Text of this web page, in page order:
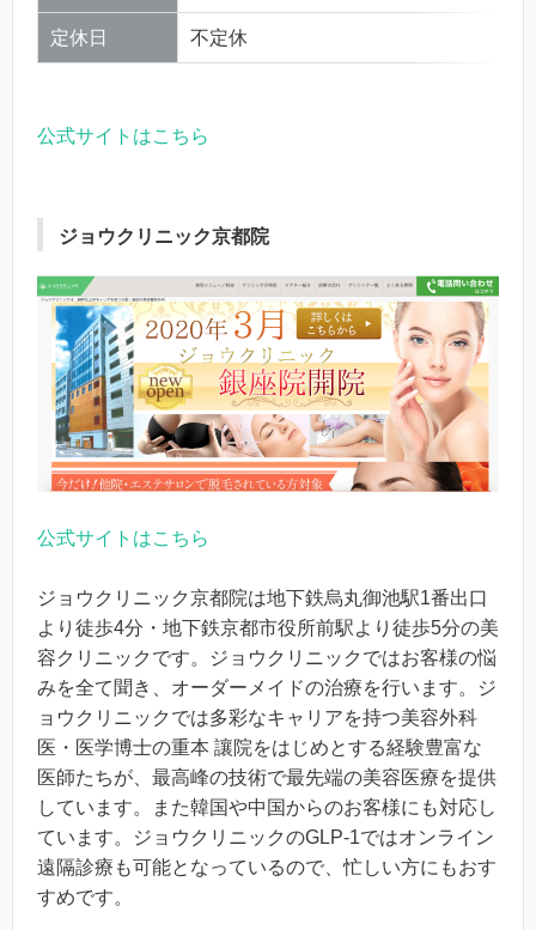
定休日 不定休
公式サイトはこちら
ジョウクリニック京都院
公式サイトはこちら
ジョウクリニック京都院は地下鉄烏丸御池駅1番出口
より徒歩4分・地下鉄京都市役所前駅より徒歩5分の美
容クリニックです。ジョウクリニックではお客様の悩
みを全て聞き、オーダーメイドの治療を行います。ジ
ョウクリニックでは多彩なキャリアを持つ美容外科
医・医学博士の重本 讓院をはじめとする経験豊富な
医師たちが、最高峰の技術で最先端の美容医療を提供
しています。また韓国や中国からのお客様にも対応し
ています。ジョウクリニックのGLP-1ではオンライン
遠隔診療も可能となっているので、忙しい方にもおす
すめです。